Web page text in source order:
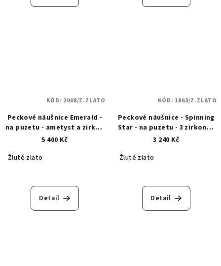
Peckové náušnice Emerald -
na puzetu - ametyst a zirkon
- zlaté 2008
5 400 Kč
Žluté zlato
Detail
KÓD: 2008/Z.ZLATO
Peckové náušnice - Spinning
Star - na puzetu - 3 zirkony -
zlaté 1863
3 240 Kč
Žluté zlato
Detail
KÓD: 1863/Z.ZLATO